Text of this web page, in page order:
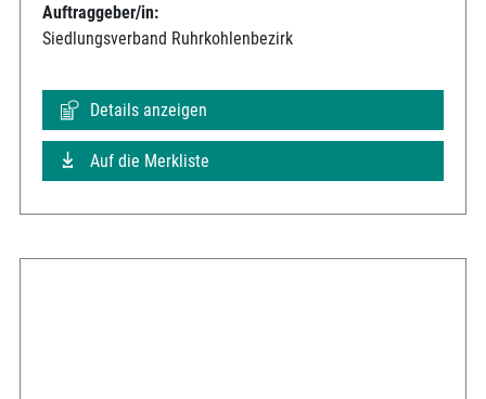
Auftraggeber/in:
Siedlungsverband Ruhrkohlenbezirk
Details anzeigen
Auf die Merkliste